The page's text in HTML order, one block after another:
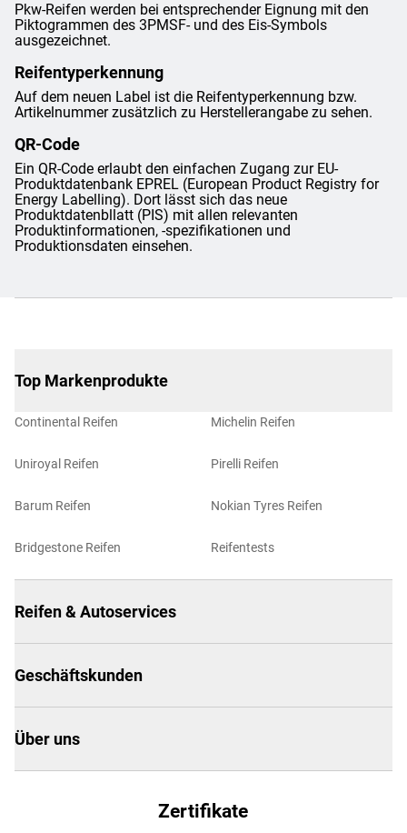
Pkw-Reifen werden bei entsprechender Eignung mit den
Piktogrammen des 3PMSF- und des Eis-Symbols
ausgezeichnet.
Reifentyperkennung
Auf dem neuen Label ist die Reifentyperkennung bzw.
Artikelnummer zusätzlich zu Herstellerangabe zu sehen.
QR-Code
Ein QR-Code erlaubt den einfachen Zugang zur EU-
Produktdatenbank EPREL (European Product Registry for
Energy Labelling). Dort lässt sich das neue
Produktdatenbllatt (PIS) mit allen relevanten
Produktinformationen, -spezifikationen und
Produktionsdaten einsehen.
Top Markenprodukte
Continental Reifen
Uniroyal Reifen
Barum Reifen
Bridgestone Reifen
Michelin Reifen
Pirelli Reifen
Nokian Tyres Reifen
Reifentests
Reifen & Autoservices
Geschäftskunden
Über uns
Zertifikate